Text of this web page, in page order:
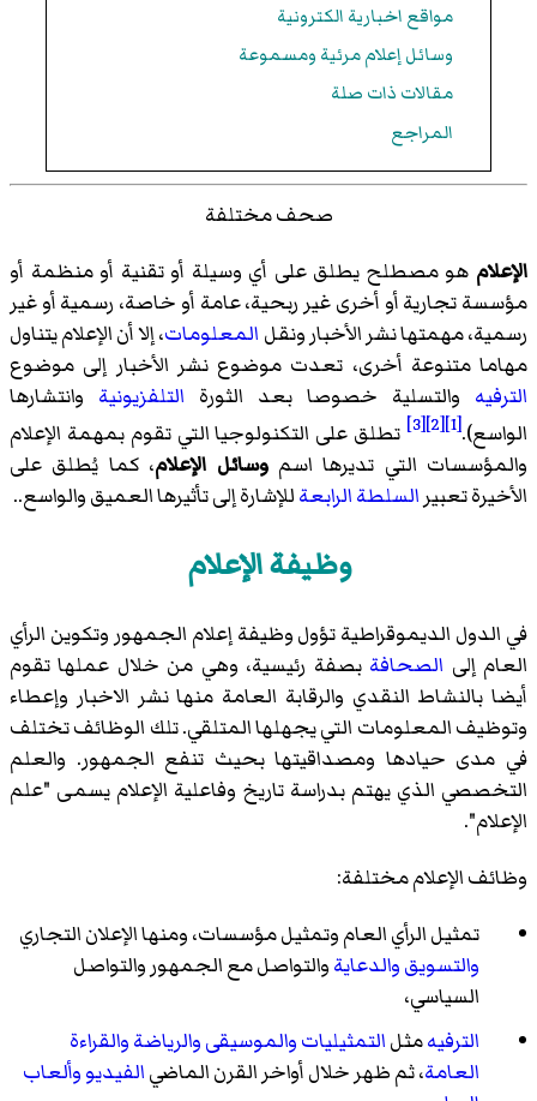
مواقع اخبارية الكترونية
وسائل إعلام مرئية ومسموعة
مقالات ذات صلة
المراجع
صحف مختلفة
الإعلام هو مصطلح يطلق على أي وسيلة أو تقنية أو منظمة أو
مؤسسة تجارية أو أخرى غير ربحية، عامة أو خاصة، رسمية أو غير
رسمية، مهمتها نشر الأخبار ونقل المعلومات، إلا أن الإعلام يتناول
مهاما متنوعة أخرى، تعدت موضوع نشر الأخبار إلى موضوع
الترفيه والتسلية خصوصا بعد الثورة التلفزيونية وانتشارها
الواسع).[1]
[2]
[3]
تطلق على التكنولوجيا التي تقوم بمهمة الإعلام
والمؤسسات التي تديرها اسموسائل الإعلام، كما يُطلق على
الأخيرة تعبير السلطة الرابعةللإشارة إلى تأثيرها العميق والواسع..
وظيفة الإعلام
في الدول الديموقراطية تؤول وظيفة إعلام الجمهور وتكوين الرأي
العام إلى الصحافة بصفة رئيسية، وهي من خلال عملها تقوم
أيضا بالنشاط النقدي والرقابة العامة منها نشر الاخبار وإعطاء
وتوظيف المعلومات التي يجهلها المتلقي. تلك الوظائف تختلف
في مدى حيادها ومصداقيتها بحيث تنفع الجمهور. والعلم
التخصصي الذي يهتم بدراسة تاريخ وفاعلية الإعلام يسمى "علم
الإعلام".
وظائف الإعلام مختلفة:
تمثيل الرأي العام وتمثيل مؤسسات، ومنها الإعلان التجاري
والتسويقوالدعايةوالتواصل مع الجمهور والتواصل
السياسي،
الترفيهمثلالتمثيلياتوالموسيقىوالرياضةوالقراءة
العامة، ثم ظهر خلال أواخر القرن الماضيالفيديووألعاب